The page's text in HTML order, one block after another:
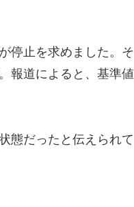
停止を求めました。そ
報道によると、基準値
態だったと伝えられて